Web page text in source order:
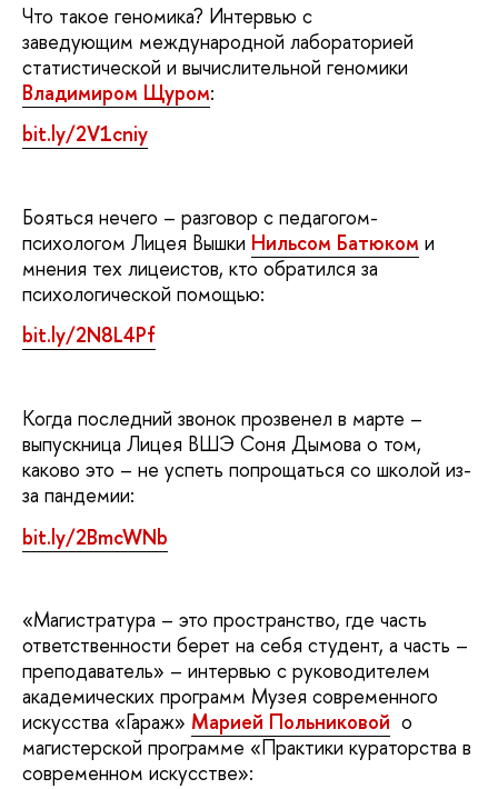
Что такое геномика? Интервью с
заведующим международной лабораторией
статистической и вычислительной геномики
Владимиром Щуром:
bit.ly/2V1cniy
Бояться нечего – разговор с педагогом-
психологом Лицея Вышки Нильсом Батюком и
мнения тех лицеистов, кто обратился за
психологической помощью:
bit.ly/2N8L4Pf
Когда последний звонок прозвенел в марте –
выпускница Лицея ВШЭ Соня Дымова о том,
каково это – не успеть попрощаться со школой из-
за пандемии:
bit.ly/2BmcWNb
«Магистратура – это пространство, где часть
ответственности берет на себя студент, а часть –
преподаватель» – интервью с руководителем
академических программ Музея современного
искусства «Гараж» Марией Польниковой о
магистерской программе «Практики кураторства в
современном искусстве»: